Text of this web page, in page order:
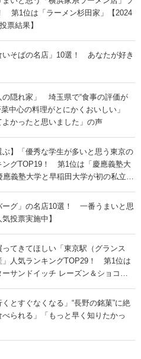
第1位は「ラーメン杉田家」【2024
票結果】
いそばの名店」10選！ あなたが好き
の隠れ家」 埼玉県で“食事の評価が
中心の料理がとにかくおいしい」
よかったと思いました」の声
ぶ】「優秀な学生が多いと思う東京の
ングTOP19！ 第1位は「慶應義塾大
義塾大学と早稲田大学が初の私立大
ーグ」の名店10選！ 一番うまいと思
投票実施中】
ってきてほしい「東京駅（グランス
」人気ランキングTOP29！ 第1位は
ーサンドイッチ レーズン＆ショコラ
くとすぐなくなる」“長野の銘菓”に絶
られる」「もっと早く知りたかっ